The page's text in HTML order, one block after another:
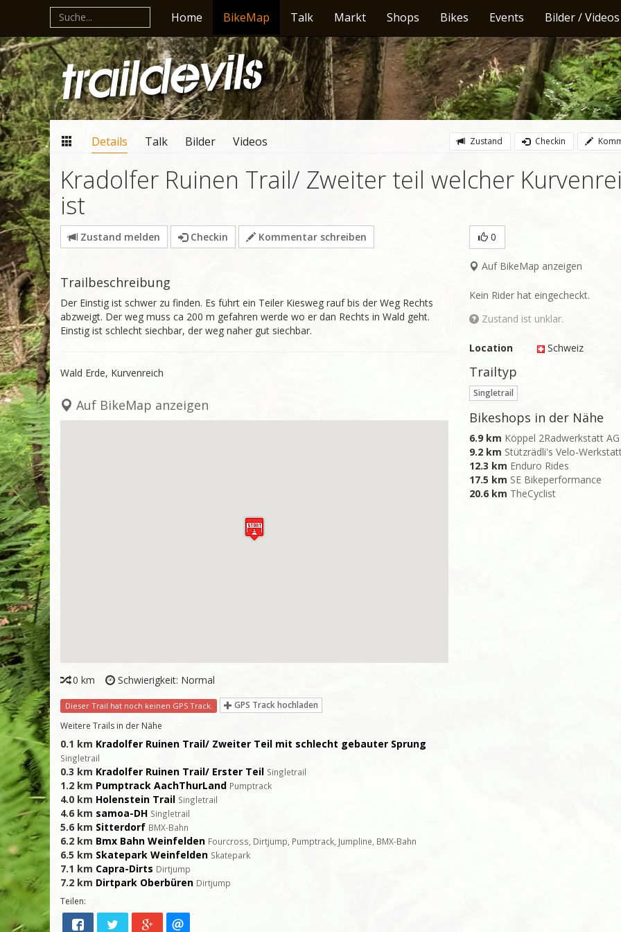
Home BikeMap Talk Markt Shops Bikes Events Bilder / Videos
Details Talk Bilder Videos Zustand Checkin
Kradolfer Ruinen Trail/ Zweiter teil welcher
ist
0
Auf BikeMap anzeigen
Kein Rider hat eingecheckt.
Zustand ist unklar.
Location Schweiz
Trailtyp
Singletrail
Bikeshops in der Nähe
6.9 km Köppel 2Radwerkstatt AG
9.2 km Stützrädli's Velo-
12.3 km Enduro Rides
17.5 km SE Bikeperformance
20.6 km TheCyclist
Zustand melden Checkin Kommentar schreiben
Trailbeschreibung
Der Einstig ist schwer zu finden. Es führt ein Teiler Kiesweg rauf bis der Weg Rechts
abzweigt. Der weg muss ca 200 m gefahren werde wo er dan Rechts in Wald geht.
Einstig ist schlecht siechbar, der weg naher gut siechbar.
Wald Erde, Kurvenreich
Auf BikeMap anzeigen
0 km Schwierigkeit: Normal
Dieser Trail hat noch keinen GPS Track.
GPS Track hochladen
Weitere Trails in der Nähe
0.1 km Kradolfer Ruinen Trail/ Zweiter Teil mit schlecht gebauter Sprung
Singletrail
0.3 km Kradolfer Ruinen Trail/ Erster Teil Singletrail
1.2 km Pumptrack AachThurLand Pumptrack
4.0 km Holenstein Trail Singletrail
4.6 km samoa-DH Singletrail
5.6 km Sitterdorf BMX-Bahn
6.2 km Bmx Bahn Weinfelden Fourcross, Dirtjump, Pumptrack, Jumpline, BMX-Bahn
6.5 km Skatepark Weinfelden Skatepark
7.1 km Capra-Dirts Dirtjump
7.2 km Dirtpark Oberbüren Dirtjump
Teilen: